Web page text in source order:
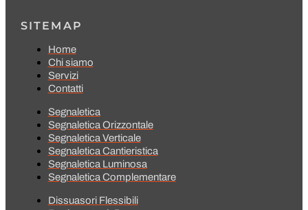
SITEMAP
Home
Chi siamo
Servizi
Contatti
Segnaletica
Segnaletica Orizzontale
Segnaletica Verticale
Segnaletica Cantieristica
Segnaletica Luminosa
Segnaletica Complementare
Dissuasori Flessibili